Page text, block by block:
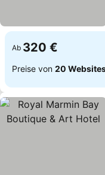
Ab 320 €
Preise von 20